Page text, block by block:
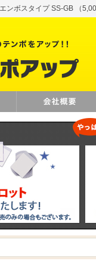
ンボスタイプ SS-GB （